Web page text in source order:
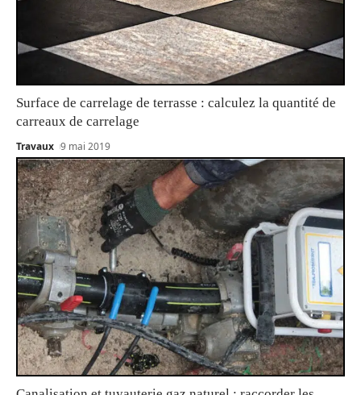
Surface de carrelage de terrasse : calculez la quantité de
carreaux de carrelage
Travaux 9 mai 2019